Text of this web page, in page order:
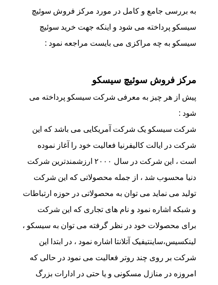
به بررسی جامع و کامل در مورد مرکز فروش سوئیچ
سیسکو پرداخته می شود و اینکه جهت خرید سوئیچ
سیسکو به چه مراکزی می بایست مراجعه نمود :
مرکز فروش سوئیچ سیسکو
پیش از هر چیز به معرفی شرکت سیسکو پرداخته می
شود :
شرکت سیسکو یک شرکت آمریکایی می باشد که این
شرکت در ایالت کالیفرنیا فعالیت خود را آغاز نموده
است ، این شرکت در سال ۲۰۰۰ ارزشمندترین شرکت
دنیا محسوب شد ، از جمله محصولاتی که این شرکت
تولید می نماید می توان به محصولاتی در حوزه ارتباطات
و شبکه اشاره نمود و نام های تجاری که این شرکت
برای محصولات خود در نظر گرفته می توان به سیسکو ،
لینکسیس،ساینتیفیک آتلانتا اشاره نمود ، در ابتدا این
شرکت بر روی چند روتر فعالیت می نمود در حالی که
امروزه در منازل مسکونی و یا حتی در ا‌دارات بزرگ